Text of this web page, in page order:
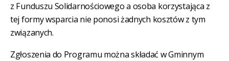
z Funduszu Solidarnościowego a osoba korzystająca z
tej formy wsparcia nie ponosi żadnych kosztów z tym
związanych.
Zgłoszenia do Programu można składać w Gminnym